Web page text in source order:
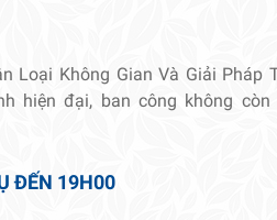
Loại Không Gian Và Giải Pháp
hiện đại, ban công không còn
ĐẾN 19H00